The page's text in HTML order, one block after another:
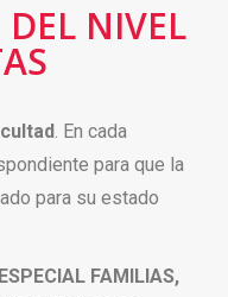
NIVEL
. En cada
para que la
para su estado
FAMILIAS,